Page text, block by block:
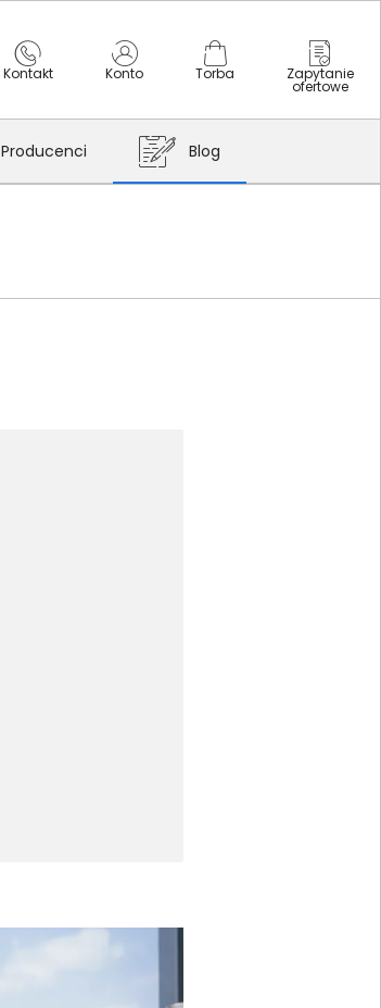
Kontakt Konto Torba Zapytanie
ofertowe
Producenci Blog